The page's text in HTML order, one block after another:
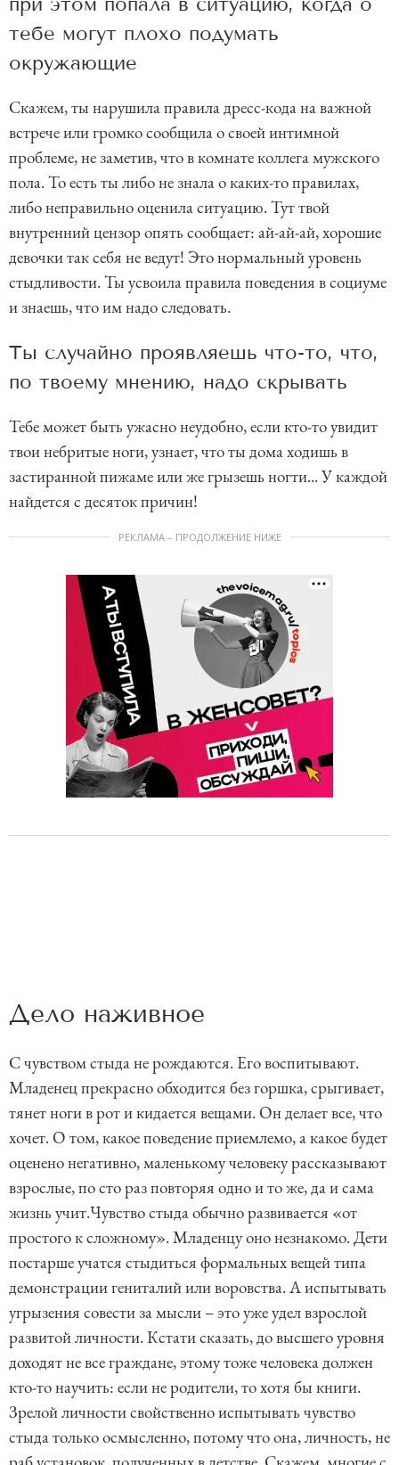
тебе могут плохо подумать
окружающие
Скажем, ты нарушила правила дресс-кода на важной
встрече или громко сообщила о своей интимной
проблеме, не заметив, что в комнате коллега мужского
пола. То есть ты либо не знала о каких-то правилах,
либо неправильно оценила ситуацию. Тут твой
внутренний цензор опять сообщает: ай-ай-ай, хорошие
девочки так себя не ведут! Это нормальный уровень
стыдливости. Ты усвоила правила поведения в социуме
и знаешь, что им надо следовать.
Ты случайно проявляешь что-то, что,
по твоему мнению, надо скрывать
Тебе может быть ужасно неудобно, если кто-то увидит
твои небритые ноги, узнает, что ты дома ходишь в
застиранной пижаме или же грызешь ногти... У каждой
найдется с десяток причин!
РЕКЛАМА – ПРОДОЛЖЕНИЕ НИЖЕ
Дело наживное
С чувством стыда не рождаются. Его воспитывают.
Младенец прекрасно обходится без горшка, срыгивает,
тянет ноги в рот и кидается вещами. Он делает все, что
хочет. О том, какое поведение приемлемо, а какое будет
оценено негативно, маленькому человеку рассказывают
взрослые, по сто раз повторяя одно и то же, да и сама
жизнь учит.Чувство стыда обычно развивается «от
простого к сложному». Младенцу оно незнакомо. Дети
постарше учатся стыдиться формальных вещей типа
демонстрации гениталий или воровства. А испытывать
угрызения совести за мысли – это уже удел взрослой
развитой личности. Кстати сказать, до высшего уровня
доходят не все граждане, этому тоже человека должен
кто-то научить: если не родители, то хотя бы книги.
Зрелой личности свойственно испытывать чувство
стыда только осмысленно, потому что она, личность, не